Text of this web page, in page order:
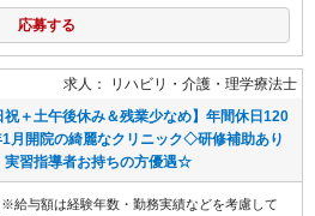
応募する
求人： リハビリ・介護
理学療法士
祝＋土午後休み＆残業少なめ】年間休日120
月開院の綺麗なクリニック◇研修補助あり
習指導者お持ちの方優遇☆
給与額は経験年数・勤務実績などを考慮して